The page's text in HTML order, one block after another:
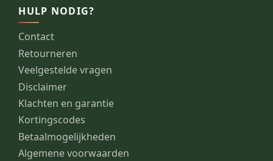
HULP NODIG?
Contact
Retourneren
Veelgestelde vragen
Disclaimer
Klachten en garantie
Kortingscodes
Betaalmogelijkheden
Algemene voorwaarden